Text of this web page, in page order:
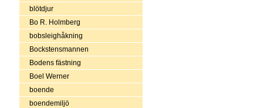
blötdjur
Bo R. Holmberg
bobsleighåkning
Bockstensmannen
Bodens fästning
Boel Werner
boende
boendemiljö